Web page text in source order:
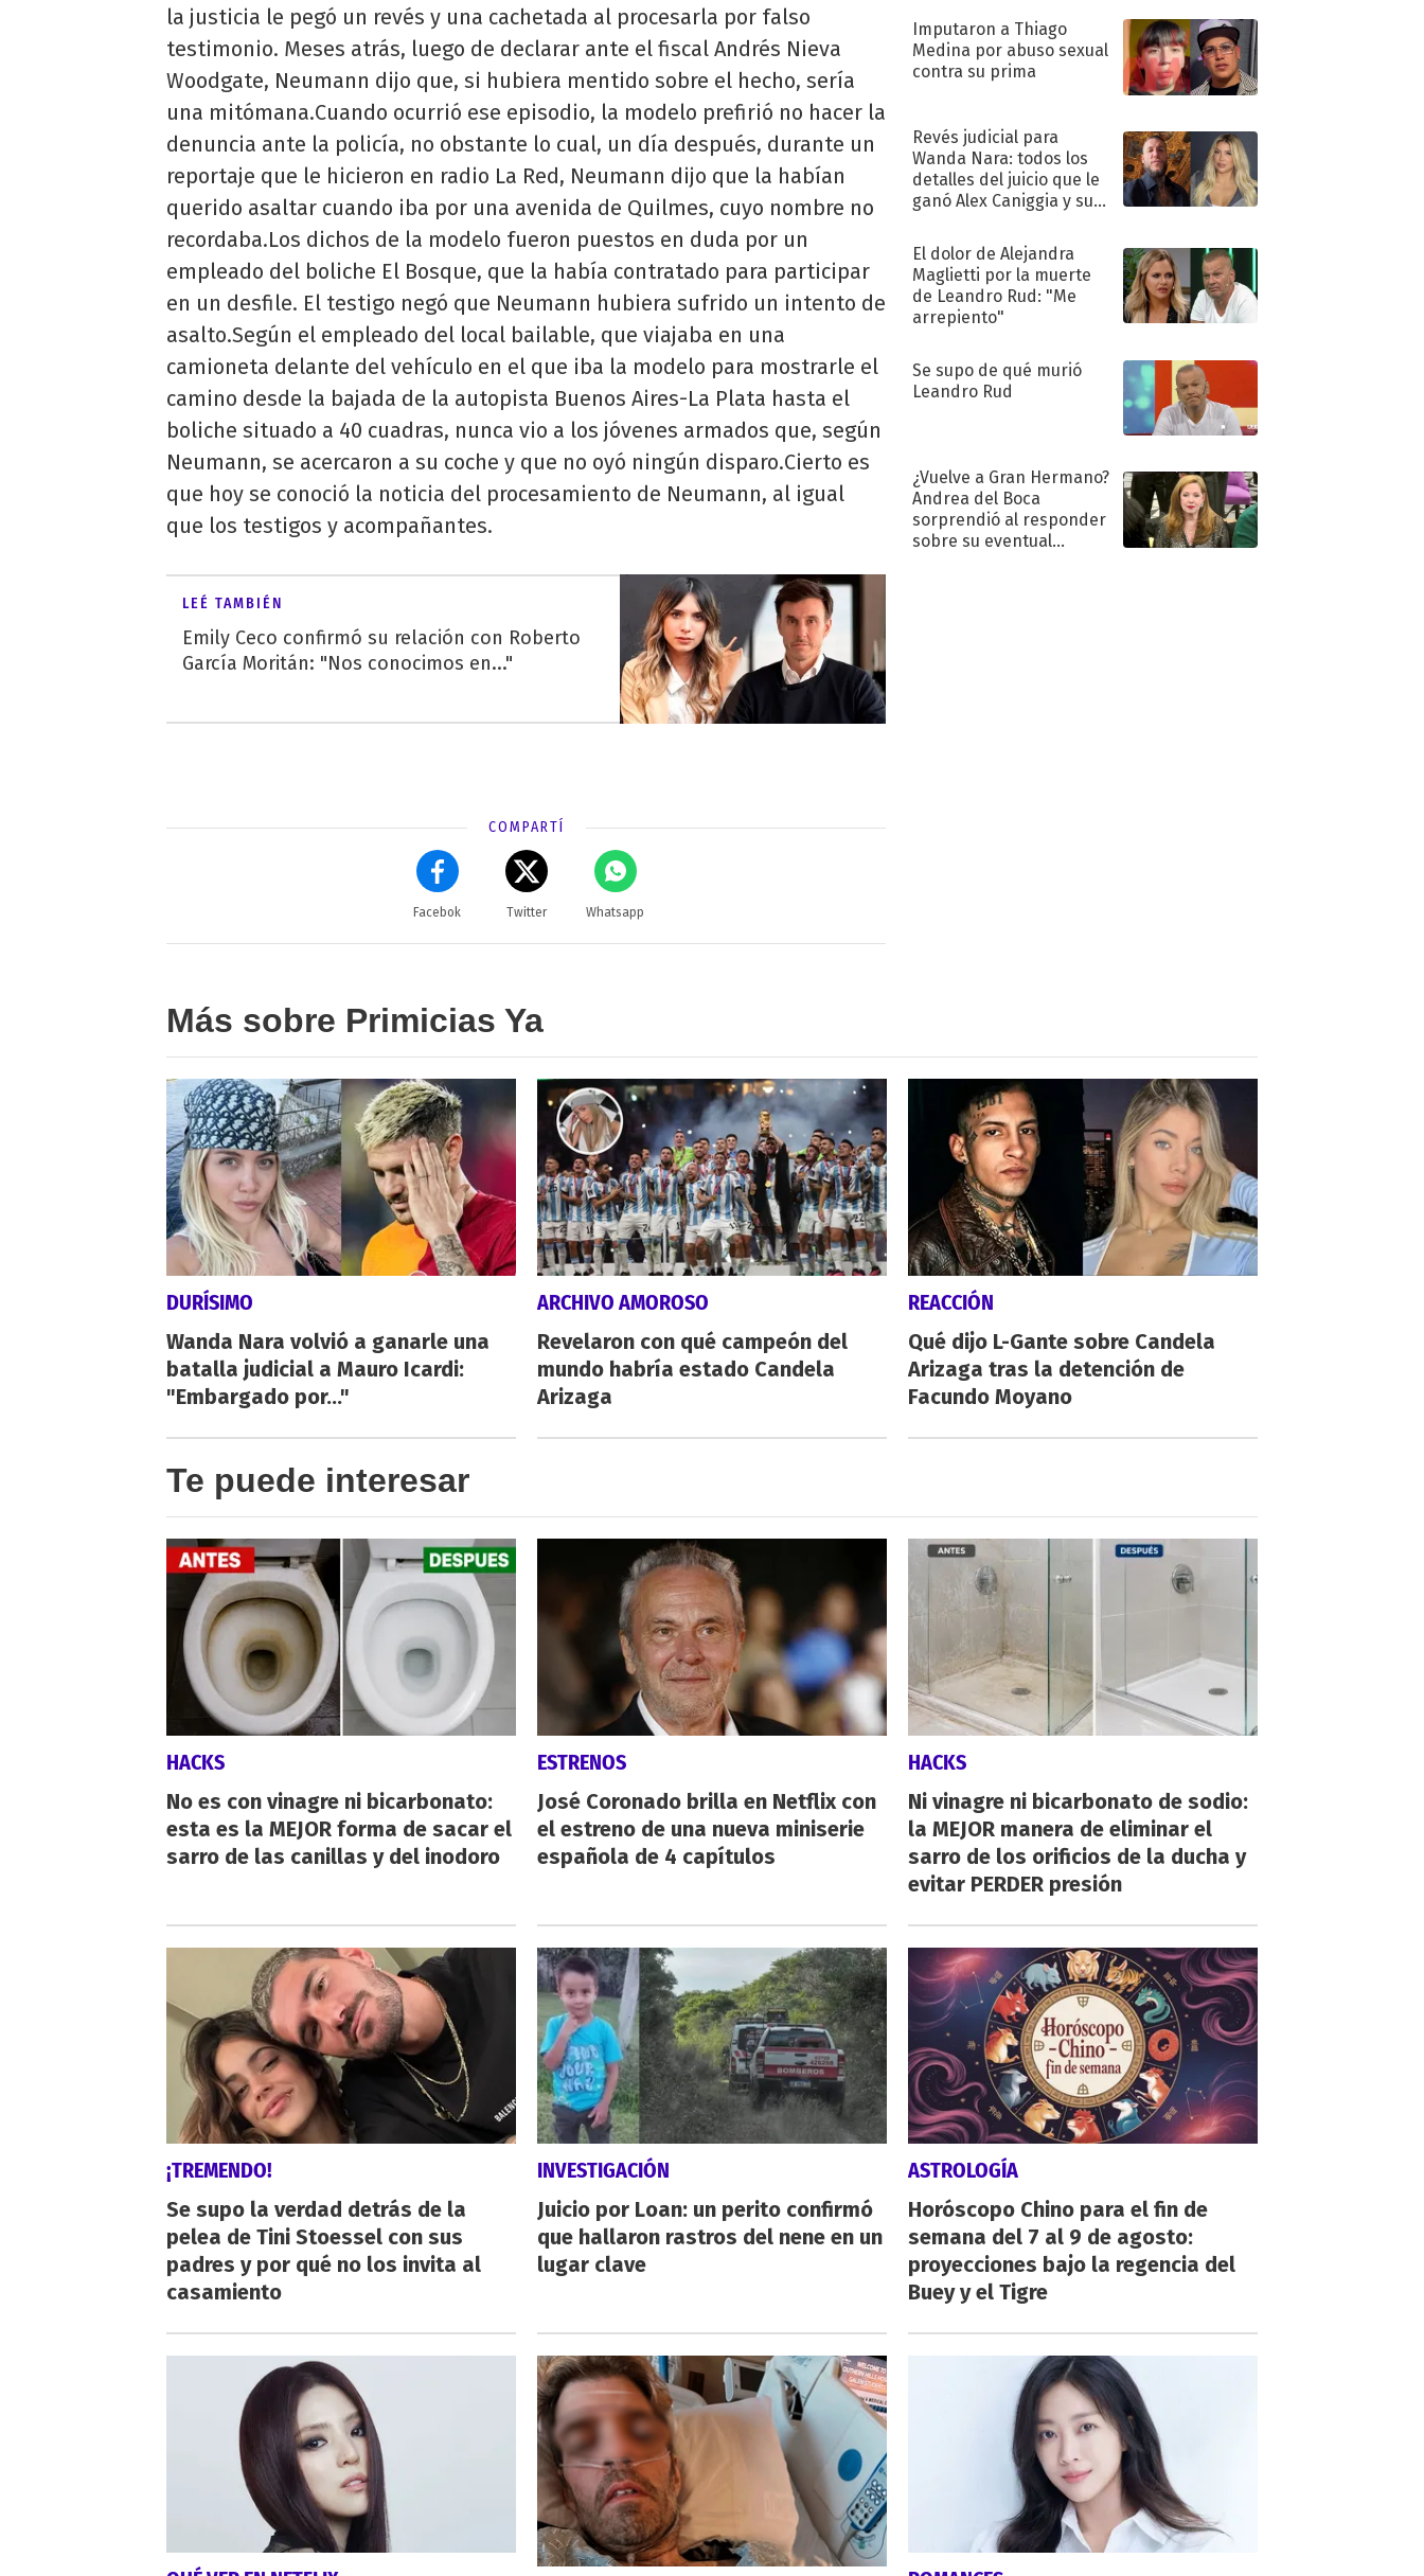
la justicia le pegó un revés y una cachetada al procesarla por falso
testimonio. Meses atrás, luego de declarar ante el fiscal Andrés Nieva
Woodgate, Neumann dijo que, si hubiera mentido sobre el hecho, sería
una mitómana.Cuando ocurrió ese episodio, la modelo prefirió no hacer la
denuncia ante la policía, no obstante lo cual, un día después, durante un
reportaje que le hicieron en radio La Red, Neumann dijo que la habían
querido asaltar cuando iba por una avenida de Quilmes, cuyo nombre no
recordaba.Los dichos de la modelo fueron puestos en duda por un
empleado del boliche El Bosque, que la había contratado para participar
en un desfile. El testigo negó que Neumann hubiera sufrido un intento de
asalto.Según el empleado del local bailable, que viajaba en una
camioneta delante del vehículo en el que iba la modelo para mostrarle el
camino desde la bajada de la autopista Buenos Aires-La Plata hasta el
boliche situado a 40 cuadras, nunca vio a los jóvenes armados que, según
Neumann, se acercaron a su coche y que no oyó ningún disparo.Cierto es
que hoy se conoció la noticia del procesamiento de Neumann, al igual
que los testigos y acompañantes.
LEÉ TAMBIÉN
Emily Ceco confirmó su relación con Roberto
García Moritán: "Nos conocimos en..."
COMPARTÍ
Facebok Twitter Whatsapp
Imputaron a Thiago
Medina por abuso sexual
contra su prima
Revés judicial para
Wanda Nara: todos los
detalles del juicio que le
ganó Alex Caniggia y sus
El dolor de Alejandra
Maglietti por la muerte
de Leandro Rud: "Me
arrepiento"
Se supo de qué murió
Leandro Rud
¿Vuelve a Gran Hermano?
Andrea del Boca
sorprendió al responder
sobre su eventual
Más sobre Primicias Ya
DURÍSIMO
Wanda Nara volvió a ganarle una
batalla judicial a Mauro Icardi:
"Embargado por..."
ARCHIVO AMOROSO
Revelaron con qué campeón del
mundo habría estado Candela
Arizaga
REACCIÓN
Qué dijo L-Gante sobre Candela
Arizaga tras la detención de
Facundo Moyano
Te puede interesar
HACKS
No es con vinagre ni bicarbonato:
esta es la MEJOR forma de sacar el
sarro de las canillas y del inodoro
ESTRENOS
José Coronado brilla en Netflix con
el estreno de una nueva miniserie
española de 4 capítulos
HACKS
Ni vinagre ni bicarbonato de sodio:
la MEJOR manera de eliminar el
sarro de los orificios de la ducha y
evitar PERDER presión
¡TREMENDO!
Se supo la verdad detrás de la
pelea de Tini Stoessel con sus
padres y por qué no los invita al
casamiento
INVESTIGACIÓN
Juicio por Loan: un perito confirmó
que hallaron rastros del nene en un
lugar clave
ASTROLOGÍA
Horóscopo Chino para el fin de
semana del 7 al 9 de agosto:
proyecciones bajo la regencia del
Buey y el Tigre